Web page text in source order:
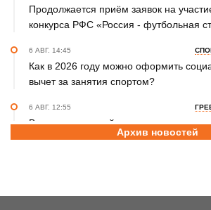
Продолжается приём заявок на
конкурса РФС «Россия - футбольная
6 АВГ. 14:45
Как в 2026 году можно оформить
вычет за занятия спортом?
6 АВГ. 12:55
В заключительный день юниорского
на счету алтайских гребцов три
летняя. Поспелиха, 2014 год. Часть
Архив новостей